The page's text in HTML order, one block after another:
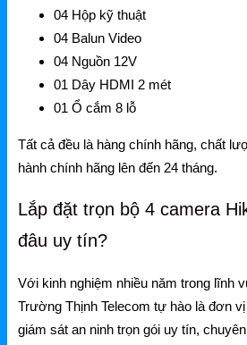
DLink Router
DLink Switch
DLink WiFi
DLink 4G
04 Hộp kỹ thuật
04 Balun Video
04 Nguồn 12V
01 Dây HDMI 2 mét
01 Ổ cắm 8 lỗ
Tất cả đều là hàng chính hãng, chất
hành chính hãng lên đến 24 tháng.
Lắp đặt trọn bộ 4 camera
đâu uy tín?
Với kinh nghiệm nhiều năm trong lĩnh
Trường Thịnh Telecom tự hào là đơn
giám sát an ninh trọn gói uy tín,